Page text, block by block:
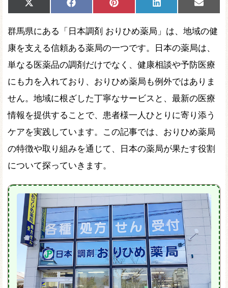
Share
on
X
(Twitter)
Share
on
Facebook Share
on
Pinterest Share
on
LinkedIn
Share
on
Email
群馬県にある「日本調剤 おりひめ薬局」は、地域の健
康を支える信頼ある薬局の一つです。日本の薬局は、
単なる医薬品の調剤だけでなく、健康相談や予防医療
にも力を入れており、おりひめ薬局も例外ではありま
せん。地域に根ざした丁寧なサービスと、最新の医療
情報を提供することで、患者様一人ひとりに寄り添う
ケアを実践しています。この記事では、おりひめ薬局
の特徴や取り組みを通じて、日本の薬局が果たす役割
について探っていきます。